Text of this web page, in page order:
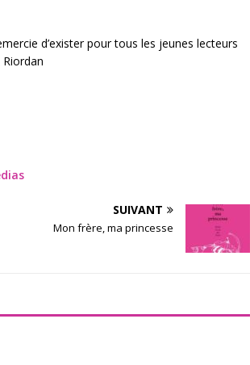
d’exister pour tous les jeunes lecteurs
Riordan
SUIVANT
Mon frère, ma princesse